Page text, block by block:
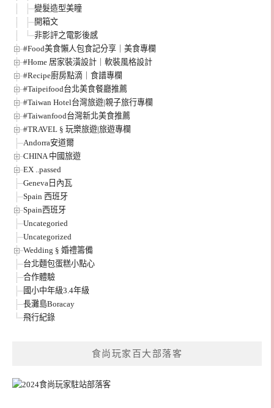
變髮造型美瞳
開箱文
非影評之電影後感
#Food美食懶人包食記分享｜美食專欄
#Home 居家裝潢設計｜軟裝風格設計
#Recipe廚房點滴｜食譜專欄
#Taipeifood台北美食餐廳推薦
#Taiwan Hotel台灣旅遊|親子旅行專欄
#Taiwanfood台灣新北美食推薦
#TRAVEL § 玩樂旅遊|旅遊專欄
Andorra安道爾
CHINA 中國旅遊
EX ..passed
Geneva日內瓦
Spain 西班牙
Spain西班牙
Uncategoried
Uncategorized
Wedding § 婚禮籌備
台北麵包蛋糕小點心
合作體驗
國小中年級3.4年級
長灘島Boracay
飛行紀錄
食尚玩家百大部落客